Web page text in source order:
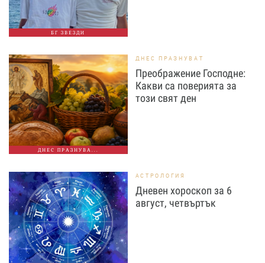
БГ ЗВЕЗДИ
ДНЕС ПРАЗНУВА...
ДНЕС ПРАЗНУВАТ
Преображение Господне:
Какви са поверията за
този свят ден
АСТРОЛОГИЯ
Дневен хороскоп за 6
август, четвъртък